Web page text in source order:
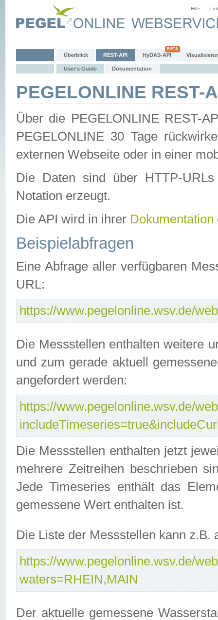
Hilfe
Überblick REST-API HyDAS-API
User's Guide Dokumentation
PEGELONLINE REST-
Über die PEGELONLINE REST-
PEGELONLINE 30 Tage
externen Webseite oder in einer
Die Daten sind über HTTP-
Notation erzeugt.
Die API wird in ihrer Dokumentation
Beispielabfragen
Eine Abfrage aller verfügbaren
URL:
https://www.pegelonline.wsv.de/
Die Messstellen enthalten weitere
und zum gerade aktuell
angefordert werden:
https://www.pegelonline.wsv.de/
Die Messstellen enthalten jetzt
mehrere Zeitreihen beschrieben
Jede Timeseries enthält das
gemessene Wert enthalten ist.
Die Liste der Messstellen kann
https://www.pegelonline.wsv.de/
waters=RHEIN,MAIN
Der aktuelle gemessene